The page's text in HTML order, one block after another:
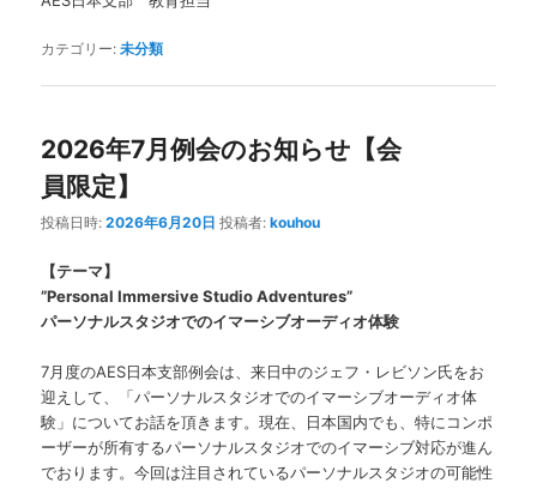
カテゴリー: 未分類
2026年7月例会のお知らせ【会
員限定】
投稿日時:2026年6月20日 投稿者:kouhou
【テーマ】
”Personal Immersive Studio Adventures”
パーソナルスタジオでのイマーシブオーディオ体験
7月度のAES日本支部例会は、来日中のジェフ・レビソン氏をお
迎えして、「パーソナルスタジオでのイマーシブオーディオ体
験」についてお話を頂きます。現在、日本国内でも、特にコンポ
ーザーが所有するパーソナルスタジオでのイマーシブ対応が進ん
でおります。今回は注目されているパーソナルスタジオの可能性